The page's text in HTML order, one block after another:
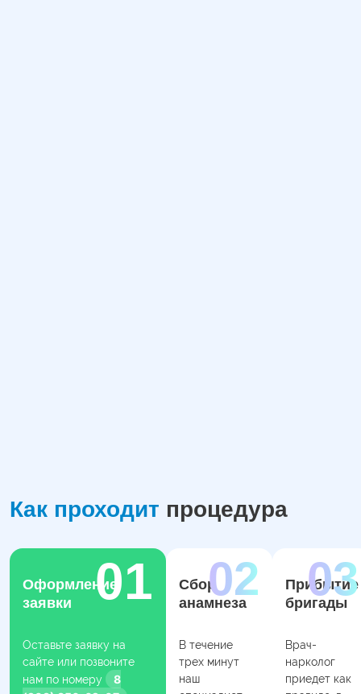
Как проходит процедура
Оформление
заявки
Оставьте заявку на
сайте или позвоните
нам по номеру
8
Сбор
анамнеза
В течение
трех минут
наш
Прибытие
бригады
Врач-
нарколог
приедет как